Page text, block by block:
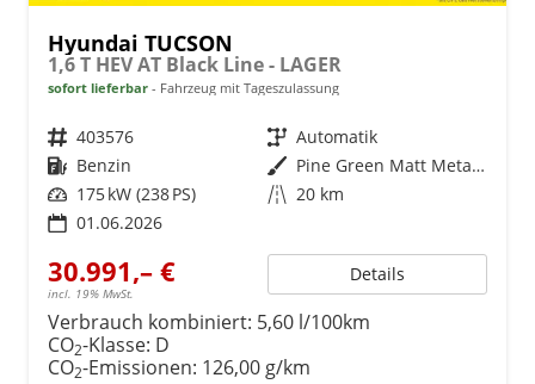
Hyundai TUCSON
1,6 T HEV AT Black Line - LAGER
sofort lieferbar Fahrzeug mit Tageszulassung
Fahrzeugnr. 403576 Getriebe Automatik
Kraftstoff Benzin Außenfarbe
Pine Green Matt Metallic ()
Leistung 175 kW (238 PS) Kilometerstand 20 km
01.06.2026
30.991,– €
incl. 19% MwSt.
Details
Verbrauch kombiniert: 5,60 l/100km
CO2-Klasse: D
CO2-Emissionen: 126,00 g/km